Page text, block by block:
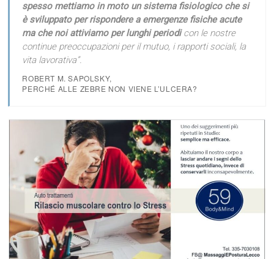
spesso mettiamo in moto un sistema fisiologico che si
è sviluppato per rispondere a emergenze fisiche acute
ma che noi attiviamo per lunghi periodicon le nostre
continue preoccupazioni per il mutuo, i rapporti sociali, la
vita lavorativa”.
ROBERT M. SAPOLSKY,
PERCHÉ ALLE ZEBRE NON VIENE L’ULCERA?